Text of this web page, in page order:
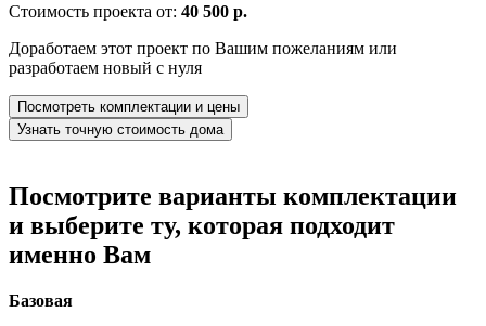
Стоимость проекта от: 40 500 р.
Доработаем этот проект по Вашим пожеланиям или
разработаем новый с нуля
Посмотреть комплектации и цены
Узнать точную стоимость дома
Посмотрите варианты комплектации
и выберите ту, которая подходит
именно Вам
Базовая